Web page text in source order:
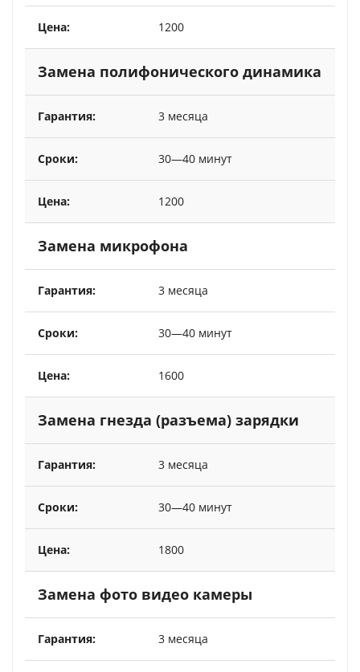
1200
Замена полифонического динамика
3 месяца
30—40 минут
1200
Замена микрофона
3 месяца
30—40 минут
1600
Замена гнезда (разъема) зарядки
3 месяца
30—40 минут
1800
Замена фото видео камеры
3 месяца